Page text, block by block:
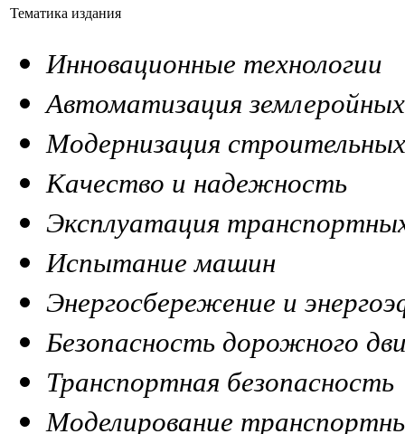
Тематика издания
Инновационные технологии
Автоматизация
Модернизация
Качество и надежность
Эксплуатация
Испытание машин
Энергосбережение и
Безопасность дорожного
Транспортная безопасность
Моделирование